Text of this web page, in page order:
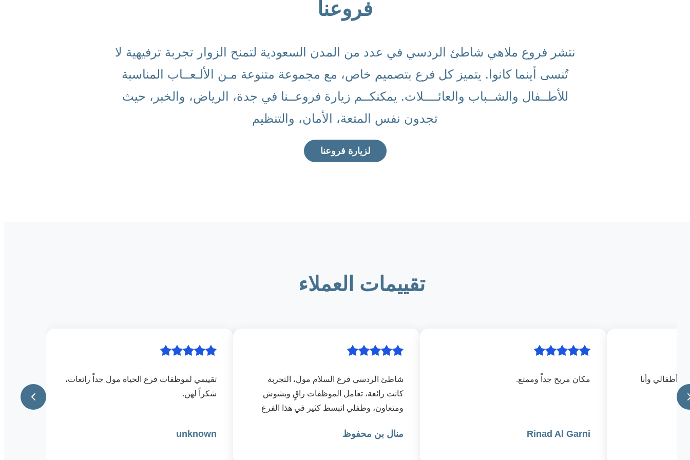
فروعنا
نتشر فروع ملاهي شاطئ الردسي في عدد من المدن السعودية لتمنح الزوار تجربة ترفيهية لا
تُنسى أينما كانوا. يتميز كل فرع بتصميم خاص، مع مجموعة متنوعة مـن الألـعــاب المناسبة
للأطــفال والشــباب والعائــــلات. يمكنكــم زيارة فروعــنا في جدة، الرياض، والخبر، حيث
تجدون نفس المتعة، الأمان، والتنظيم
لزيارة فروعنا
تقييمات العملاء
تقييمي لموظفات فرع الحياة مول جداً رائعات،
شكراً لهن.
unknown
شاطئ الردسي فرع السلام مول، التجربة
كانت رائعة، تعامل الموظفات راقٍ وبشوش
ومتعاون، وطفلي انبسط كثير في هذا الفرع
منال بن محفوظ
مكان مريح جداً وممتع.
Rinad Al Garni
أطفالي وأنا